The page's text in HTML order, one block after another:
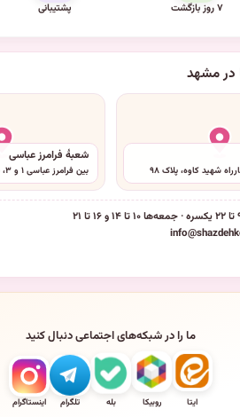
۷ روز بازگشت پشتیبانی
در مشهد
شعبهٔ فرامرز عباسی
بین فرامرز عباسی ۱ و ۳، پلاک ۷۴
ما را در شبکه‌های اجتماعی دنبال کنید
ایتا روبیکا بله تلگرام اینستاگرام